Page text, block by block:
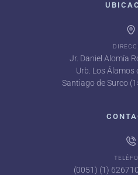
Jr. Daniel Alomía
Urb. Los Álamos
Santiago de Surco
(0051) (1)